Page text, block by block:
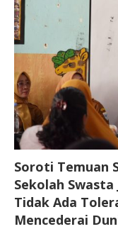
Soroti Temuan
Sekolah
Tidak Ada
Mencederai